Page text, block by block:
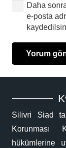
Daha
e-posta
Yorum
Silivri Siad
Korunması
hükümlerine